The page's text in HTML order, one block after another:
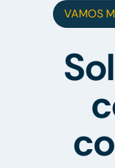
VAMOS